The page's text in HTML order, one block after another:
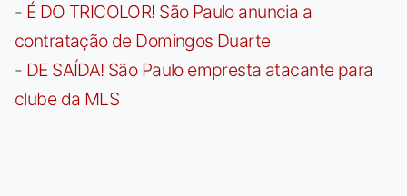
- É DO TRICOLOR! São Paulo anuncia a
contratação de Domingos Duarte
- DE SAÍDA! São Paulo empresta atacante para
clube da MLS